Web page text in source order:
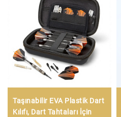
Taşınabilir EVA Plastik Dart
Kılıfı, Dart Tahtaları İçin